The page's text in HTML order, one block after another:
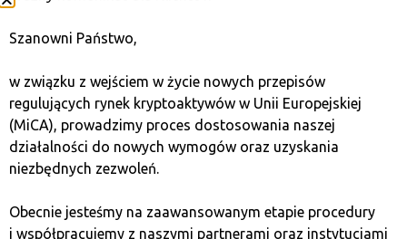
wysyłania i odbierania kryptowalut, kontrolowane za pomocą
Wahania w kryptowalutach
Zmienność odnosi się do gwałtownych i częstych zmian cen
kryptowalut, co czyni inwestowanie w nie zarówno ryzykownym,
Szanowni Państwo,
w związku z wejściem w życie nowych przepisów
regulujących rynek kryptoaktywów w Unii Europejskiej
(MiCA), prowadzimy proces dostosowania naszej
działalności do nowych wymogów oraz uzyskania
niezbędnych zezwoleń.
Obecnie jesteśmy na zaawansowanym etapie procedury
i współpracujemy z naszymi partnerami oraz instytucjami